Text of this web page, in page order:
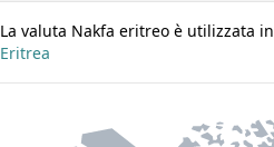
La valuta Nakfa eritreo è utilizzata in
Eritrea